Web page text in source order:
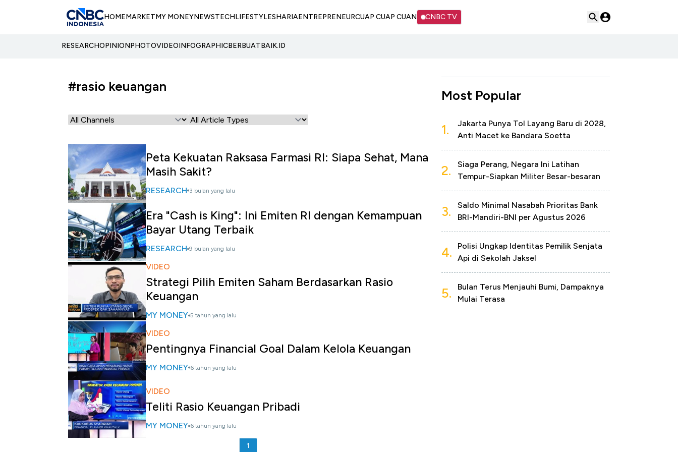
HOMEMARKETMY MONEYNEWSTECHLIFESTYLESHARIAENTREPRENEURCUAP CUAP CUAN CNBC TV
RESEARCHOPINIONPHOTOVIDEOINFOGRAPHICBERBUATBAIK.ID
#rasio keuangan
Peta Kekuatan Raksasa Farmasi RI: Siapa Sehat, Mana
Masih Sakit?
RESEARCH 3 bulan yang lalu
Era "Cash is King": Ini Emiten RI dengan Kemampuan
Bayar Utang Terbaik
RESEARCH 9 bulan yang lalu
VIDEO
Strategi Pilih Emiten Saham Berdasarkan Rasio
Keuangan
MY MONEY 5 tahun yang lalu
VIDEO
Pentingnya Financial Goal Dalam Kelola Keuangan
MY MONEY 6 tahun yang lalu
VIDEO
Teliti Rasio Keuangan Pribadi
MY MONEY 6 tahun yang lalu
1
Most Popular
1.
Jakarta Punya Tol Layang Baru di 2028,
Anti Macet ke Bandara Soetta
2.
Siaga Perang, Negara Ini Latihan
Tempur-Siapkan Militer Besar-besaran
3.
Saldo Minimal Nasabah Prioritas Bank
BRI-Mandiri-BNI per Agustus 2026
4.
Polisi Ungkap Identitas Pemilik Senjata
Api di Sekolah Jaksel
5.
Bulan Terus Menjauhi Bumi, Dampaknya
Mulai Terasa